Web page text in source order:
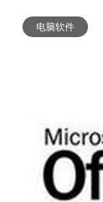
电脑软件